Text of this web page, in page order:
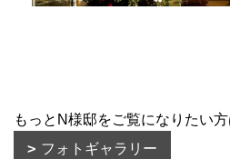
もっとN様邸をご覧になりたい方
フォトギャラリー